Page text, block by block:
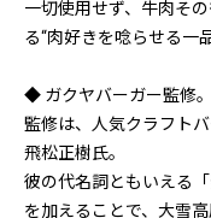
一切使用せず、牛肉そ
る“肉好きを唸らせる一品
◆ ガクヤバーガー監修
監修は、人気クラフト
飛松正樹氏。
彼の代名詞ともいえる
を加えることで、大雪